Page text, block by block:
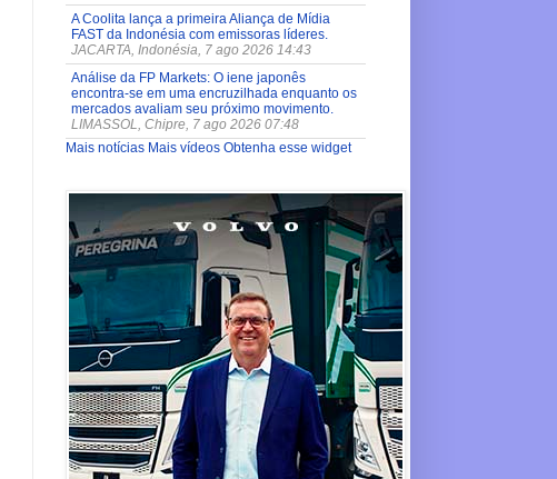
A Coolita lança a primeira Aliança de Mídia
FAST da Indonésia com emissoras líderes.
JACARTA, Indonésia, 7 ago 2026 14:43
Análise da FP Markets: O iene japonês
encontra-se em uma encruzilhada enquanto os
mercados avaliam seu próximo movimento.
LIMASSOL, Chipre, 7 ago 2026 07:48
Mais notícias Mais vídeos Obtenha esse widget